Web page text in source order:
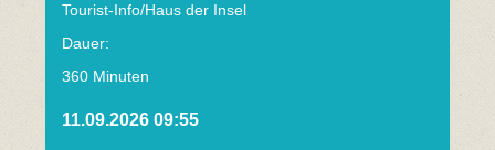
Tourist-Info/Haus der Insel
Dauer:
360 Minuten
11.09.2026 09:55